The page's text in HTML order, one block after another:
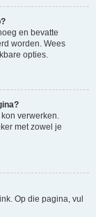
en bevatte
worden. Wees
opties.
verwerken.
met zowel je
Op die pagina, vul